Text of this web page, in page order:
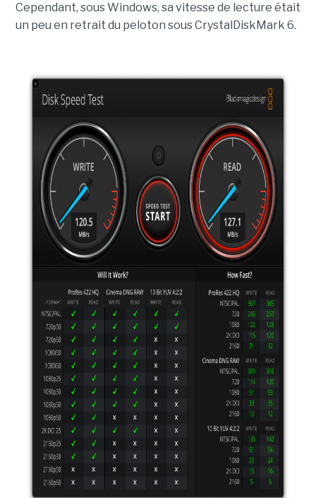
Cependant, sous Windows, sa vitesse de lecture était
un peu en retrait du peloton sous CrystalDiskMark 6.